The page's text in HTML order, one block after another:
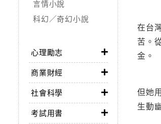
言情小說
科幻／奇幻小說
心理勵志
商業財經
社會科學
考試用書
在台
苦。
金。
但她
生動